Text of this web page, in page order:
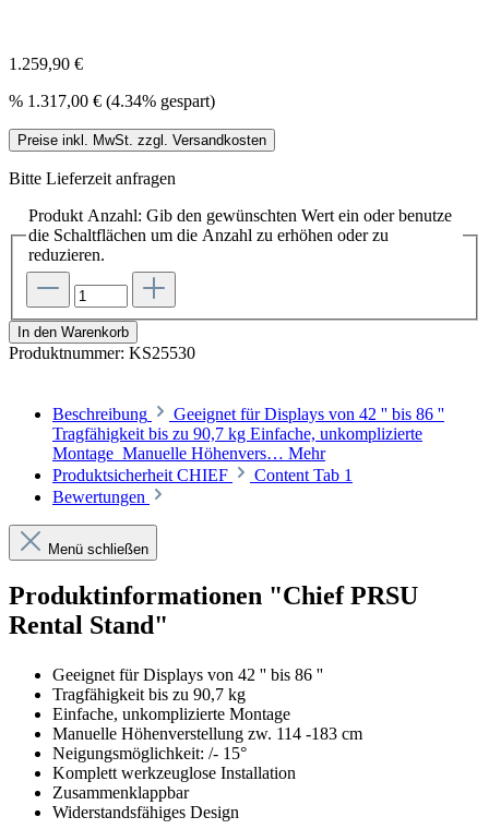
1.259,90 €
% 1.317,00 € (4.34% gespart)
Preise inkl. MwSt. zzgl. Versandkosten
Bitte Lieferzeit anfragen
Produkt Anzahl: Gib den gewünschten Wert ein oder benutze
die Schaltflächen um die Anzahl zu erhöhen oder zu
reduzieren.
In den Warenkorb
Produktnummer: KS25530
Beschreibung
Geeignet für Displays von 42 '' bis 86 ''
Tragfähigkeit bis zu 90,7 kg Einfache, unkomplizierte
Montage Manuelle Höhenvers… Mehr
Produktsicherheit CHIEF
Content Tab 1
Bewertungen
Menü schließen
Produktinformationen "Chief PRSU
Rental Stand"
Geeignet für Displays von 42 '' bis 86 ''
Tragfähigkeit bis zu 90,7 kg
Einfache, unkomplizierte Montage
Manuelle Höhenverstellung zw. 114 -183 cm
Neigungsmöglichkeit: /- 15°
Komplett werkzeuglose Installation
Zusammenklappbar
Widerstandsfähiges Design